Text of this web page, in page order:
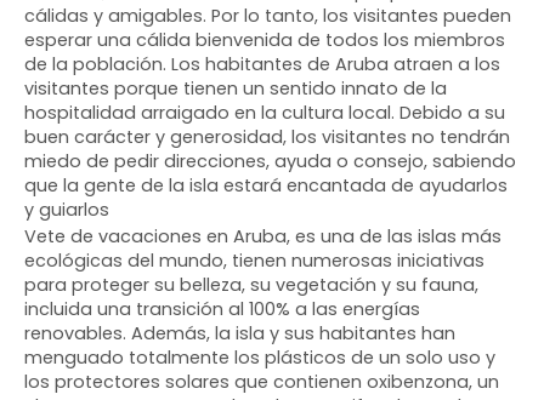
cálidas y amigables. Por lo tanto, los visitantes pueden
esperar una cálida bienvenida de todos los miembros
de la población. Los habitantes de Aruba atraen a los
visitantes porque tienen un sentido innato de la
hospitalidad arraigado en la cultura local. Debido a su
buen carácter y generosidad, los visitantes no tendrán
miedo de pedir direcciones, ayuda o consejo, sabiendo
que la gente de la isla estará encantada de ayudarlos
y guiarlos
Vete de vacaciones en Aruba, es una de las islas más
ecológicas del mundo, tienen numerosas iniciativas
para proteger su belleza, su vegetación y su fauna,
incluida una transición al 100% a las energías
renovables. Además, la isla y sus habitantes han
menguado totalmente los plásticos de un solo uso y
los protectores solares que contienen oxibenzona, un